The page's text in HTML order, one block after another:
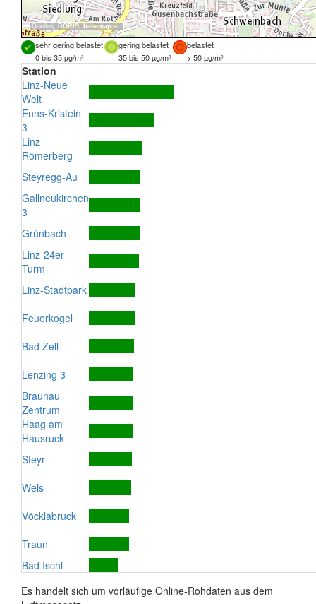
Quellen: DORIS, basemap.at
sehr gering belastet gering belastet
belastet
0 bis 35 µg/m³
35 bis 50 µg/m³ > 50 µg/m³
Station
Linz-Neue
Welt
Enns-Kristein
3
Linz-
Römerberg
Steyregg-Au
Gallneukirchen
3
Grünbach
Linz-24er-
Turm
Linz-Stadtpark
Feuerkogel
Bad Zell
Lenzing 3
Braunau
Zentrum
Haag am
Hausruck
Steyr
Wels
Vöcklabruck
Traun
Bad Ischl
Es handelt sich um vorläufige Online-Rohdaten aus dem